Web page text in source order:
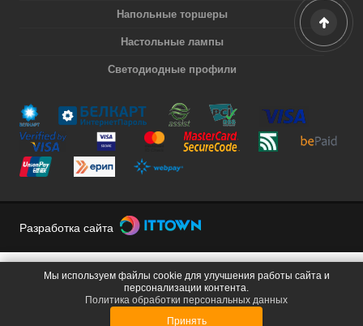
Напольные торшеры
Настольные лампы
Светодиодные профили
Разработка сайта
Мы используем файлы cookie для улучшения работы сайта и
персонализации контента.
Политика обработки персональных данных
Принять